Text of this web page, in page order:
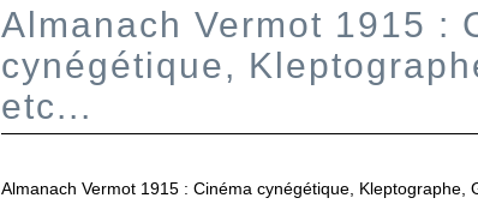
Almanach Vermot 1915 :
cynégétique,
etc...
Almanach Vermot 1915 : Cinéma cynégétique, Kleptographe,